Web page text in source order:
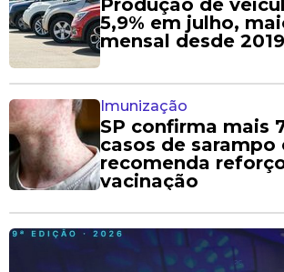
5,9% em julho,
mensal desde 2019
Imunização
SP confirma mais
casos de sarampo
recomenda
vacinação